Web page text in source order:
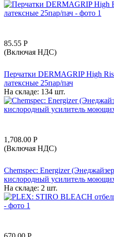
85.55 Р
(Включая НДС)
Перчатки DERMAGRIP High
латексные 25пар/пач
На складе: 134 шт.
1,708.00 Р
(Включая НДС)
Chemspec: Energizer
кислородный усилитель
На складе: 2 шт.